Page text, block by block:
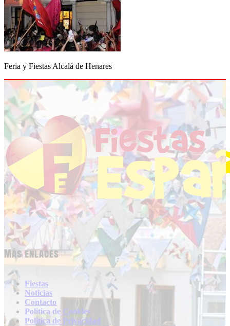
Feria y Fiestas Alcalá de Henares
Más enlaces
Fiestas
Noticias
Contacto
Politica de Cookies
Politica de Privacidad